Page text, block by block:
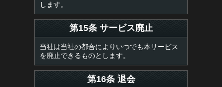
します。
第15条 サービス廃止
当社は当社の都合によりいつでも本サービス
を廃止できるものとします。
第16条 退会